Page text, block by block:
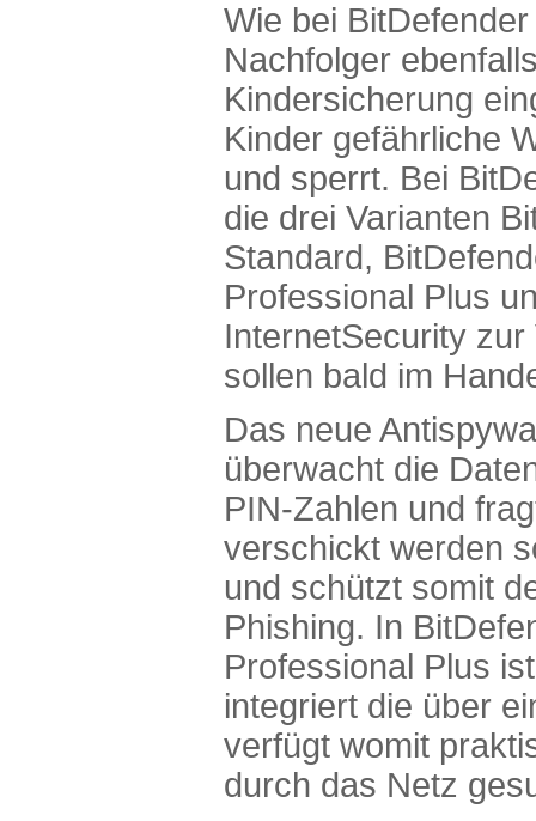
Wie bei
Nachfolger
Kindersicherung
Kinder gefährliche
und sperrt. Bei
die drei Varianten
Standard,
Professional Plus
InternetSecurity
sollen bald im
Das neue
überwacht die
PIN-Zahlen und
verschickt werden
und schützt somit
Phishing. In
Professional Plus
integriert die über
verfügt womit
durch das Netz